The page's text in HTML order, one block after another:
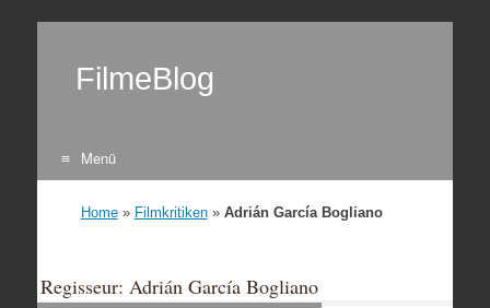
FilmeBlog
Menü
Home» Filmkritiken» Adrián García Bogliano
Regisseur: Adrián García Bogliano